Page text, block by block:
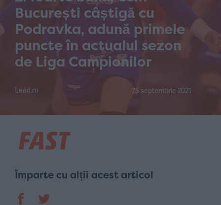
București câștigă cu
Podravka, adună primele
puncte în actualul sezon
de Liga Campionilor
Lead.ro 25 septembrie 2021
Împarte cu alții acest articol